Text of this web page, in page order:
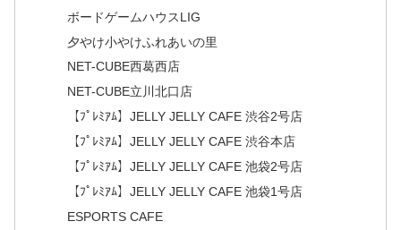
ボードゲームハウスLIG
夕やけ小やけふれあいの里
NET-CUBE西葛西店
NET-CUBE立川北口店
【ﾌﾟﾚﾐｱﾑ】JELLY JELLY CAFE 渋谷2号店
【ﾌﾟﾚﾐｱﾑ】JELLY JELLY CAFE 渋谷本店
【ﾌﾟﾚﾐｱﾑ】JELLY JELLY CAFE 池袋2号店
【ﾌﾟﾚﾐｱﾑ】JELLY JELLY CAFE 池袋1号店
ESPORTS CAFE